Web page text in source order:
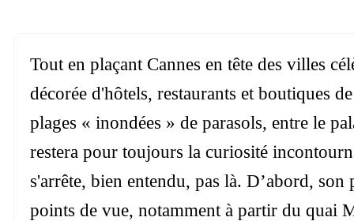
Tout en plaçant Cannes en tête des villes
décorée d'hôtels, restaurants et boutiques
plages « inondées » de parasols, entre le
restera pour toujours la curiosité
s'arrête, bien entendu, pas là. D’abord,
points de vue, notamment à partir du quai